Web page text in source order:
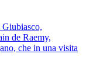
de Raemy,
che in una visita